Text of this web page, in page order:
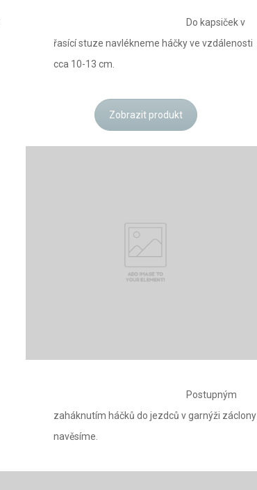
Do kapsiček v
řasící stuze navlékneme háčky ve vzdálenosti
cca 10-13 cm.
Zobrazit produkt
Postupným
zaháknutím háčků do jezdců v garnýži záclony
navěsíme.